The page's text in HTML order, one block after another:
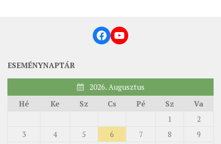
DÉLI ESPERESSÉG
ARCHÍV ÉLETKÉPEK
ORGANIGRAMMA
Facebook
YouTube
ESEMÉNYNAPTÁR
2026. Augusztus
Hé
Ke Sz Cs Pé Sz Va
1
2
3
4 5 6 7 8
9